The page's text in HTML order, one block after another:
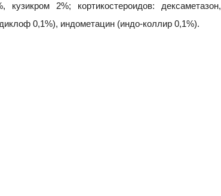
2%; кортикостероидов: дексаметазон,
0,1%), индометацин (индо-коллир 0,1%).